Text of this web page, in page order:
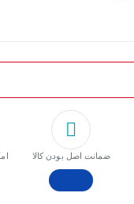
ﺿﻤﺎﻧﺖ اﺻﻞ ﺑﻮدن ﮐﺎﻟﺎ